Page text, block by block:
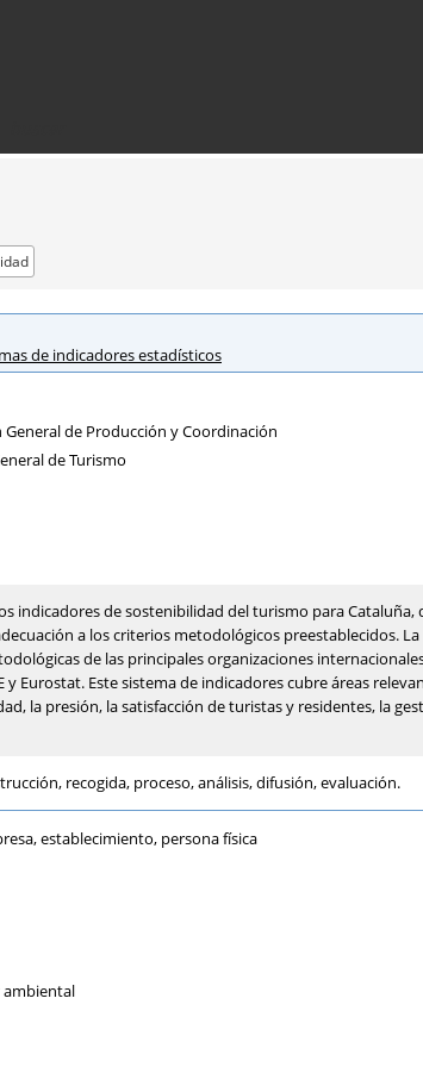
de indicadores estadísticos
General de Producción y Coordinación
de Turismo
indicadores de sostenibilidad del turismo para
a los criterios metodológicos preestablecidos.
de las principales organizaciones
Eurostat. Este sistema de indicadores cubre áreas
la presión, la satisfacción de turistas y residentes, la
recogida, proceso, análisis, difusión, evaluación.
establecimiento, persona física
ambiental